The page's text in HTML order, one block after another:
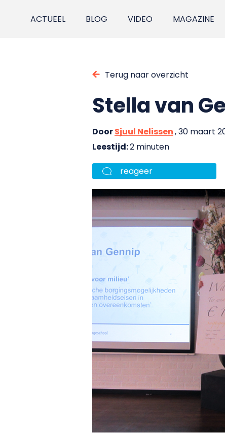
ACTUEEL BLOG VIDEO MAGAZINE
Terug naar overzicht
Stella van
DoorSjuul Nelissen, 30 maart
Leestijd:2 minuten
reageer